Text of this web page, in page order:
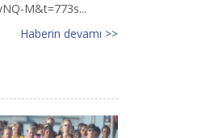
M&t=773s...
Haberin devamı >>